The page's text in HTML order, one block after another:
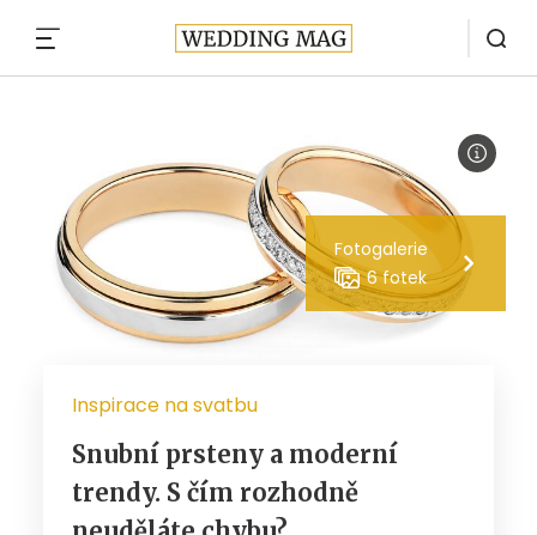
Fotogalerie
6 fotek
Inspirace na svatbu
Snubní prsteny a moderní
trendy. S čím rozhodně